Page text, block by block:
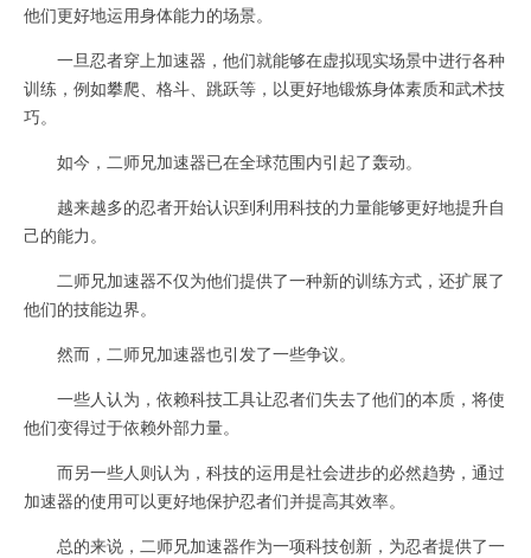
他们更好地运用身体能力的场景。
一旦忍者穿上加速器，他们就能够在虚拟现实场景中进行各种
训练，例如攀爬、格斗、跳跃等，以更好地锻炼身体素质和武术技
巧。
如今，二师兄加速器已在全球范围内引起了轰动。
越来越多的忍者开始认识到利用科技的力量能够更好地提升自
己的能力。
二师兄加速器不仅为他们提供了一种新的训练方式，还扩展了
他们的技能边界。
然而，二师兄加速器也引发了一些争议。
一些人认为，依赖科技工具让忍者们失去了他们的本质，将使
他们变得过于依赖外部力量。
而另一些人则认为，科技的运用是社会进步的必然趋势，通过
加速器的使用可以更好地保护忍者们并提高其效率。
总的来说，二师兄加速器作为一项科技创新，为忍者提供了一